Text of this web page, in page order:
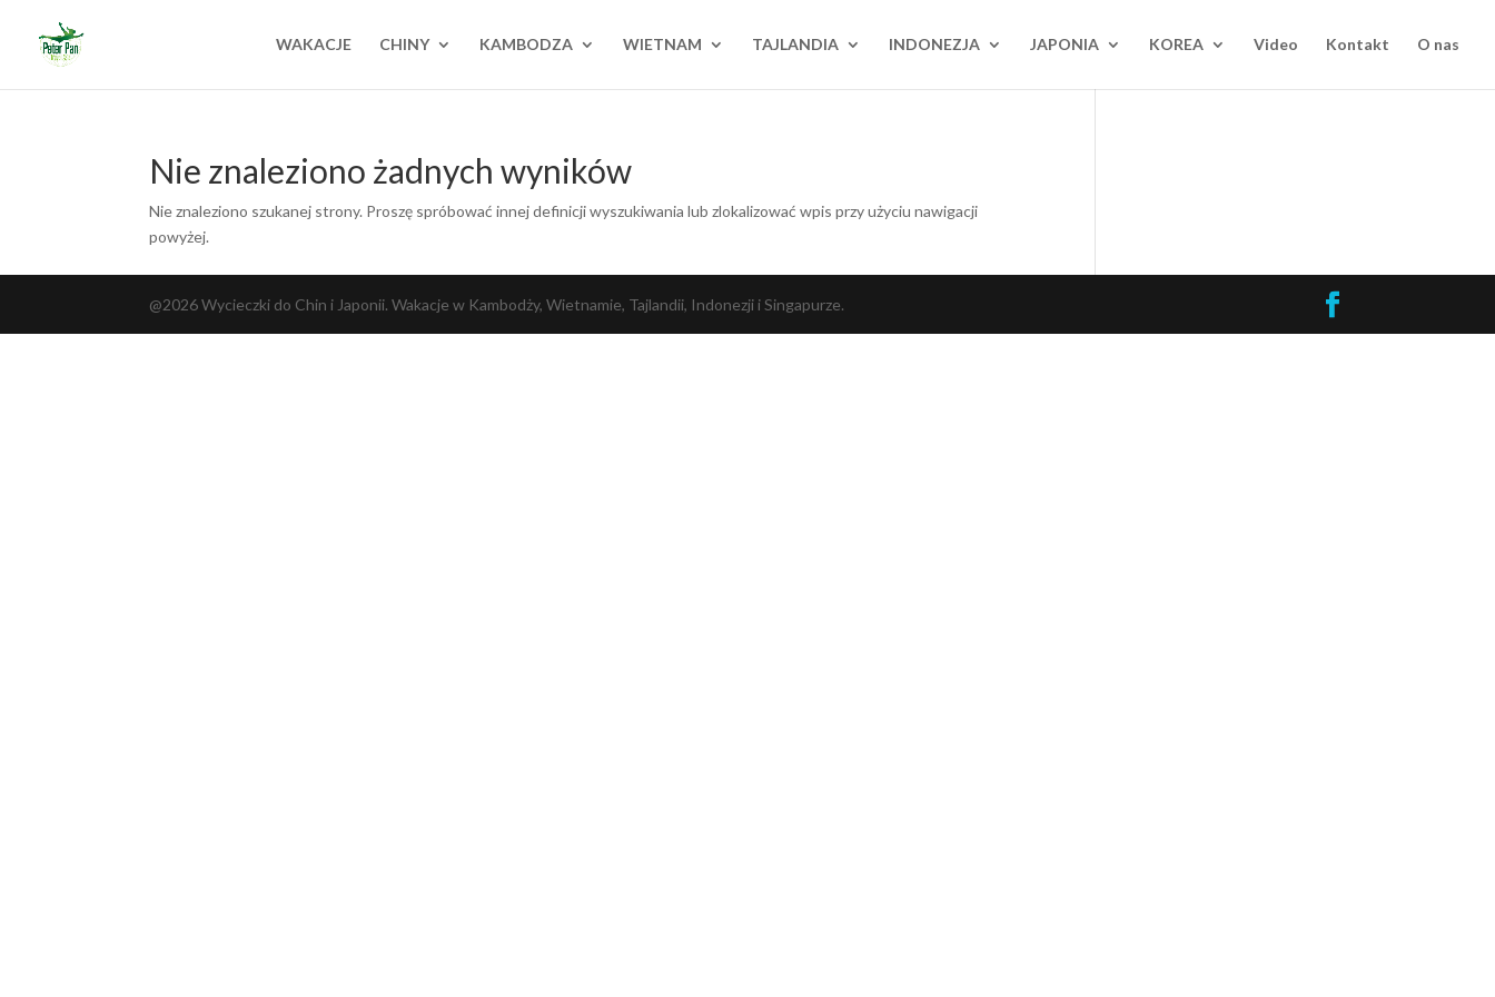
WAKACJE CHINY KAMBODZA WIETNAM TAJLANDIA INDONEZJA JAPONIA KOREA Video Kontakt O nas
Nie znaleziono żadnych wyników
Nie znaleziono szukanej strony. Proszę spróbować innej definicji wyszukiwania lub zlokalizować wpis przy użyciu nawigacji
powyżej.
@2026 Wycieczki do Chin i Japonii. Wakacje w Kambodży, Wietnamie, Tajlandii, Indonezji i Singapurze.